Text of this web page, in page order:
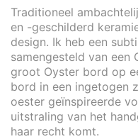
Traditioneel
en -geschilderd
design. Ik heb een
samengesteld van een
groot Oyster bord op
bord in een ingetogen
oester geïnspireerde
uitstraling van het
haar recht komt.